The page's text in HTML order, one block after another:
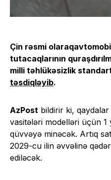
Çin rəsmi
tutacaqlarının
milli təhlükəsizlik
təsdiqləyib.
AzPost bildirir ki,
vasitələri modelləri üçün
qüvvəyə minəcək. Artıq
2029-cu ilin əvvəlinə
ediləcək.